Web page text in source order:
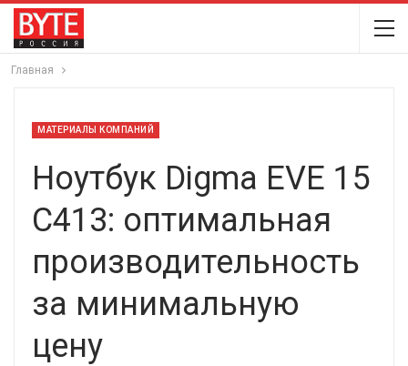
Главная
МАТЕРИАЛЫ КОМПАНИЙ
Ноутбук Digma EVE 15
C413: оптимальная
производительность
за минимальную
цену